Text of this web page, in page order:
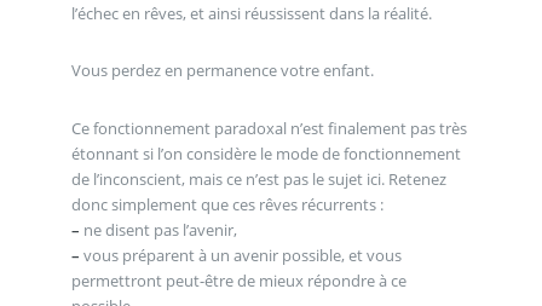
l’échec en rêves, et ainsi réussissent dans la réalité.
Vous perdez en permanence votre enfant.
Ce fonctionnement paradoxal n’est finalement pas très
étonnant si l’on considère le mode de fonctionnement
de l’inconscient, mais ce n’est pas le sujet ici. Retenez
donc simplement que ces rêves récurrents :
– ne disent pas l’avenir,
– vous préparent à un avenir possible, et vous
permettront peut-être de mieux répondre à ce